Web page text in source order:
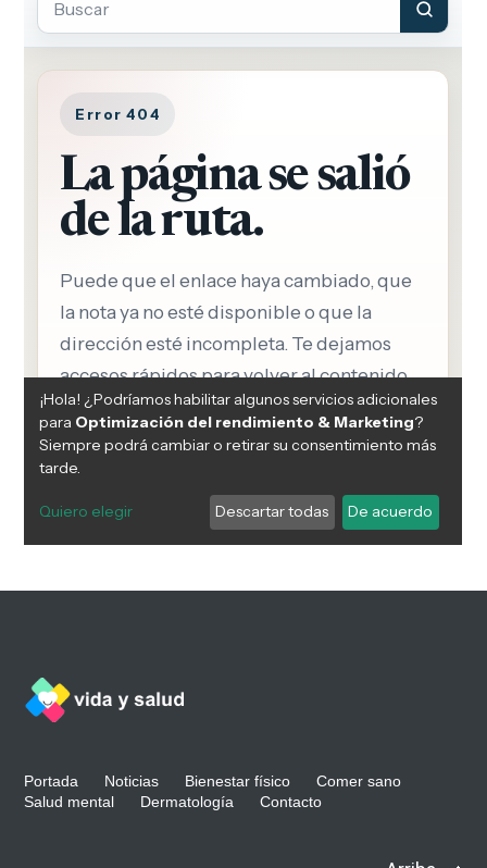
Portada Noticias Bienestar físico
Comer sano
Salud mental
Dermatología Contacto